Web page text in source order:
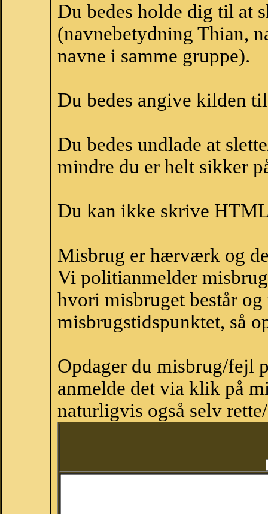
Du bedes holde dig til at
(navnebetydning Thian,
navne i samme gruppe).
Du bedes angive kilden
Du bedes undlade at
mindre du er helt sikker
Du kan ikke skrive
Misbrug er hærværk og
Vi politianmelder
hvori misbruget består
misbrugstidspunktet, så
Opdager du misbrug/fejl
anmelde det via klik på
naturligvis også selv